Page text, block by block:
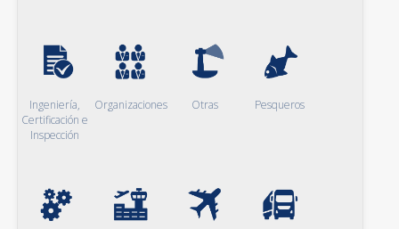
Ingeniería,
Certificación e
Inspección
Organizaciones Otras Pesqueros